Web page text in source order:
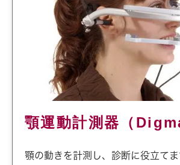
顎運動計測器（
顎の動きを計測し、診断に役立てま